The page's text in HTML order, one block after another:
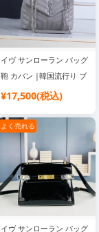
イヴ サンローラン バッグ
鞄 カバン |韓国流行り ブ
ランドバッグ
¥17,500(税込)
よく売れる
イヴ サンローラン バッグ